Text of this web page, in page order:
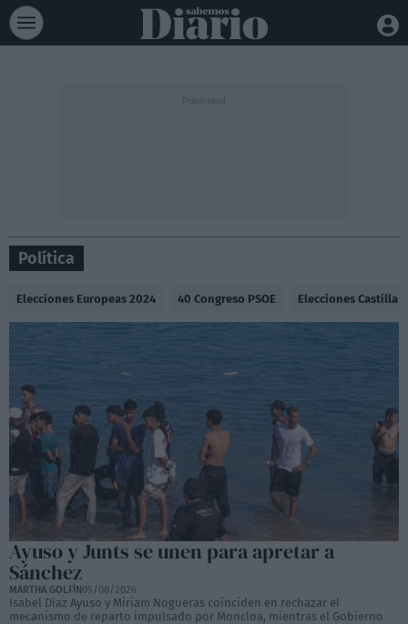
Política
Elecciones Europeas 2024 40 Congreso PSOE Elecciones Castilla
Ayuso y Junts se unen para apretar a
Sánchez
MARTHA GOLFÍN05/08/2026
Isabel Díaz Ayuso y Miriam Nogueras coinciden en rechazar el
mecanismo de reparto impulsado por Moncloa, mientras el Gobierno